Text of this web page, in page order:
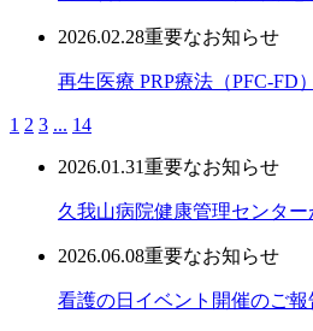
2026.02.28重要なお知らせ
再生医療 PRP療法（PFC-FD
1 2 3 ... 14
2026.01.31重要なお知らせ
久我山病院健康管理センター
2026.06.08重要なお知らせ
看護の日イベント開催のご報